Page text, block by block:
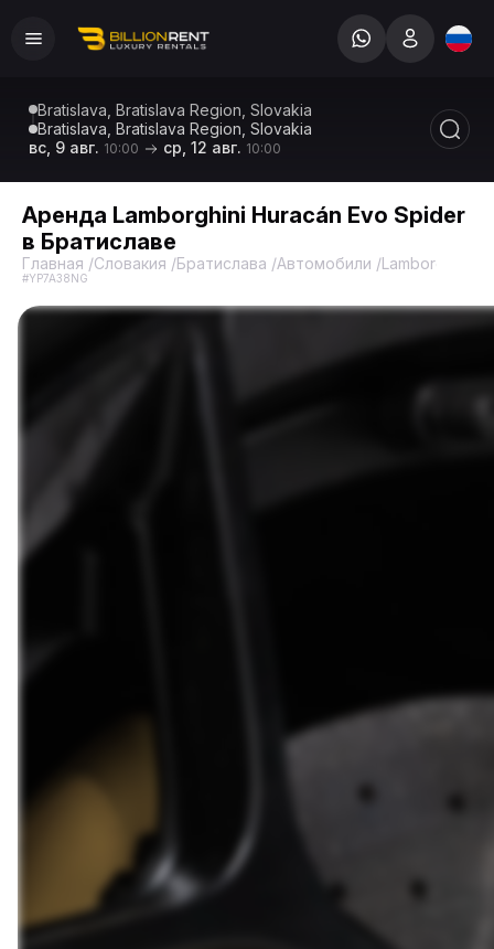
Bratislava, Bratislava Region, Slovakia
Bratislava, Bratislava Region, Slovakia
вс, 9 авг. 10:00 ср, 12 авг. 10:00
Аренда Lamborghini Huracán Evo Spider
в Братиславе
Главная /Словакия /Братислава /Автомобили /Lamborghini
#YP7A38NG